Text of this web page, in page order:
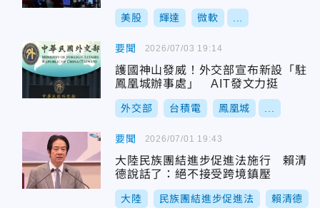
點
美股 輝達 微軟
要聞
護國神山發威！外交部宣布新設「駐
鳳凰城辦事處」 AIT發文力挺
外交部 台積電 鳳凰城
2026/07/03 19:14
要聞
大陸民族團結進步促進法施行 賴清
德說話了：絕不接受跨境鎮壓
大陸 民族團結進步促進法 賴清德
2026/07/01 19:43